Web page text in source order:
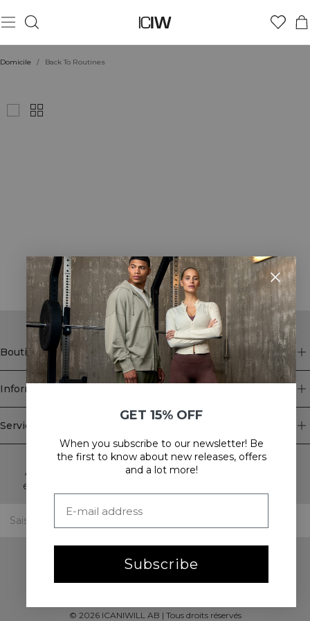
Domicile / Back To Routines
Boutique
Information
Service client
Newsletter
Abonnez-vous à notre newsletter! Recevez des offres
exclusives, nos dernières nouvelles et bien plus encore.
© 2026ICANIWILL AB | Tous droits réservés
GET 15% OFF
When you subscribe to our newsletter! Be
the first to know about new releases, offers
and a lot more!
Subscribe